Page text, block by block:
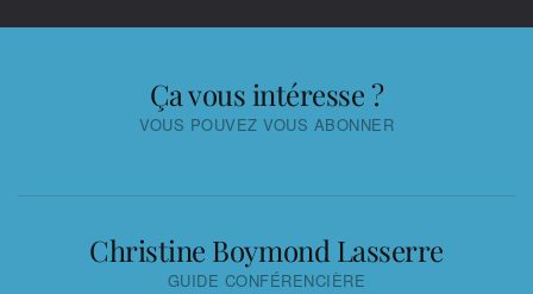
Ça vous intéresse ?
VOUS POUVEZ VOUS ABONNER
Christine Boymond Lasserre
GUIDE CONFÉRENCIÈRE